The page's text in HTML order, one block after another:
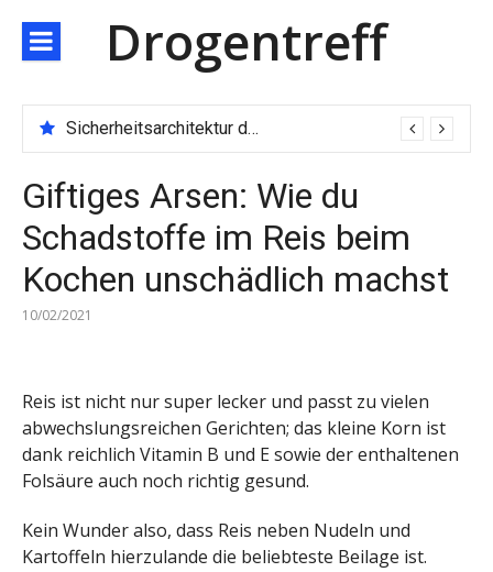
zum
Inhalt
Drogentreff
Sicherheitsarchitektur der nächsten Generation: JARXE kombiniert Multi-Wallet und MPC als Schutzschild für digitales Vertrauen
Giftiges Arsen: Wie du
Schadstoffe im Reis beim
Kochen unschädlich machst
10/02/2021
Reis ist nicht nur super lecker und passt zu vielen
abwechslungsreichen Gerichten; das kleine Korn ist
dank reichlich Vitamin B und E sowie der enthaltenen
Folsäure auch noch richtig gesund.
Kein Wunder also, dass Reis neben Nudeln und
Kartoffeln hierzulande die beliebteste Beilage ist.